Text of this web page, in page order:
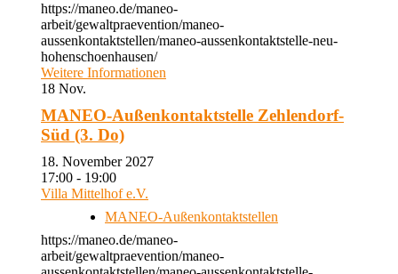
https://maneo.de/maneo-
arbeit/gewaltpraevention/maneo-
aussenkontaktstellen/maneo-aussenkontaktstelle-neu-
hohenschoenhausen/
Weitere Informationen
18 Nov.
MANEO-Außenkontaktstelle Zehlendorf-
Süd (3. Do)
18. November 2027
17:00 - 19:00
Villa Mittelhof e.V.
MANEO-Außenkontaktstellen
https://maneo.de/maneo-
arbeit/gewaltpraevention/maneo-